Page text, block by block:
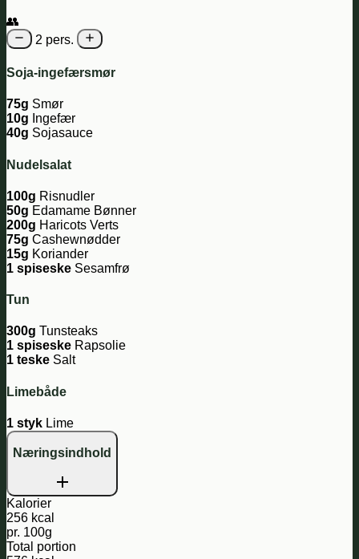
👥
2 pers.
Soja-ingefærsmør
75g Smør
10g Ingefær
40g Sojasauce
Nudelsalat
100g Risnudler
50g Edamame Bønner
200g Haricots Verts
75g Cashewnødder
15g Koriander
1 spiseske Sesamfrø
Tun
300g Tunsteaks
1 spiseske Rapsolie
1 teske Salt
Limebåde
1 styk Lime
Næringsindhold
Kalorier
256 kcal
pr. 100g
Total portion